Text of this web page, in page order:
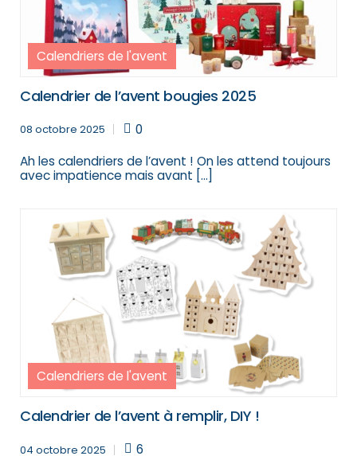
Calendriers de l'avent
Calendrier de l’avent bougies 2025
08 octobre 2025
0
Ah les calendriers de l’avent ! On les attend toujours
avec impatience mais avant […]
Calendriers de l'avent
Calendrier de l’avent à remplir, DIY !
04 octobre 2025 6